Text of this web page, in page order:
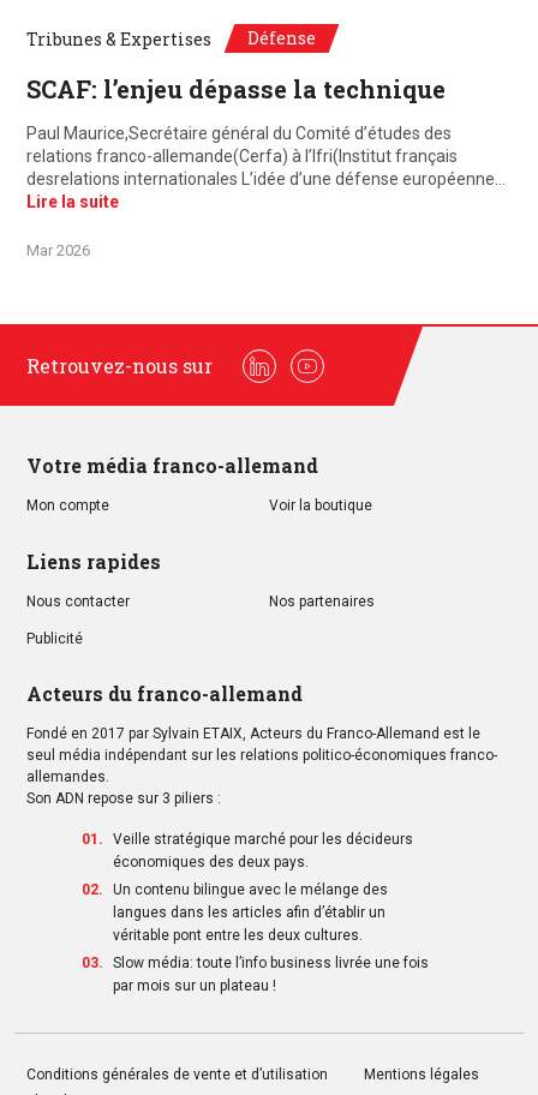
Tribunes & Expertises Défense
SCAF: l’enjeu dépasse la technique
Paul Maurice,Secrétaire général du Comité d’études des
relations franco-allemande(Cerfa) à l’Ifri(Institut français
desrelations internationales L’idée d’une défense européenne…
Lire la suite
Mar 2026
Retrouvez-nous sur
LinkedinYoutube
Votre média franco-allemand
Mon compte Voir la boutique
Liens rapides
Nous contacter Nos partenaires
Publicité
Acteurs du franco-allemand
Fondé en 2017 par Sylvain ETAIX, Acteurs du Franco-Allemand est le
seul média indépendant sur les relations politico-économiques franco-
allemandes.
Son ADN repose sur 3 piliers :
Veille stratégique marché pour les décideurs
économiques des deux pays.
Un contenu bilingue avec le mélange des
langues dans les articles afin d’établir un
véritable pont entre les deux cultures.
Slow média: toute l’info business livrée une fois
par mois sur un plateau !
Conditions générales de vente et d’utilisation
Mentions légales